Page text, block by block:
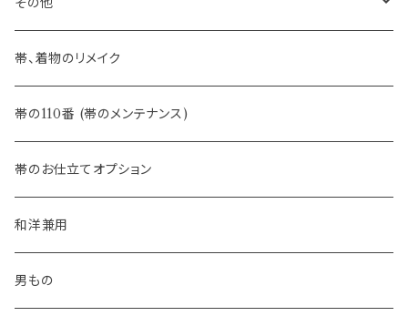
- 夏帯
- 半幅帯
- 大人兵児帯
- おびやオリジナル・別注
- オーダー帯
-おびやオリジナル
-フィカレ
帯、着物のリメイク
帯の110番 (帯のメンテナンス)
帯のお仕立てオプション
和洋兼用
男もの